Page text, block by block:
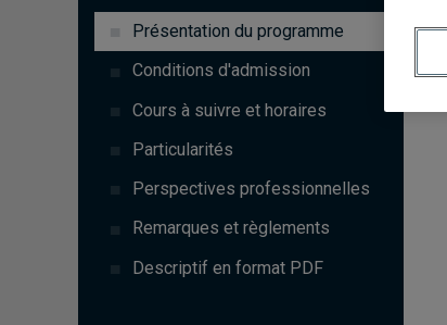
Présentation du programme
Conditions d'admission
Cours à suivre et horaires
Particularités
Perspectives professionnelles
Remarques et règlements
Descriptif en format PDF